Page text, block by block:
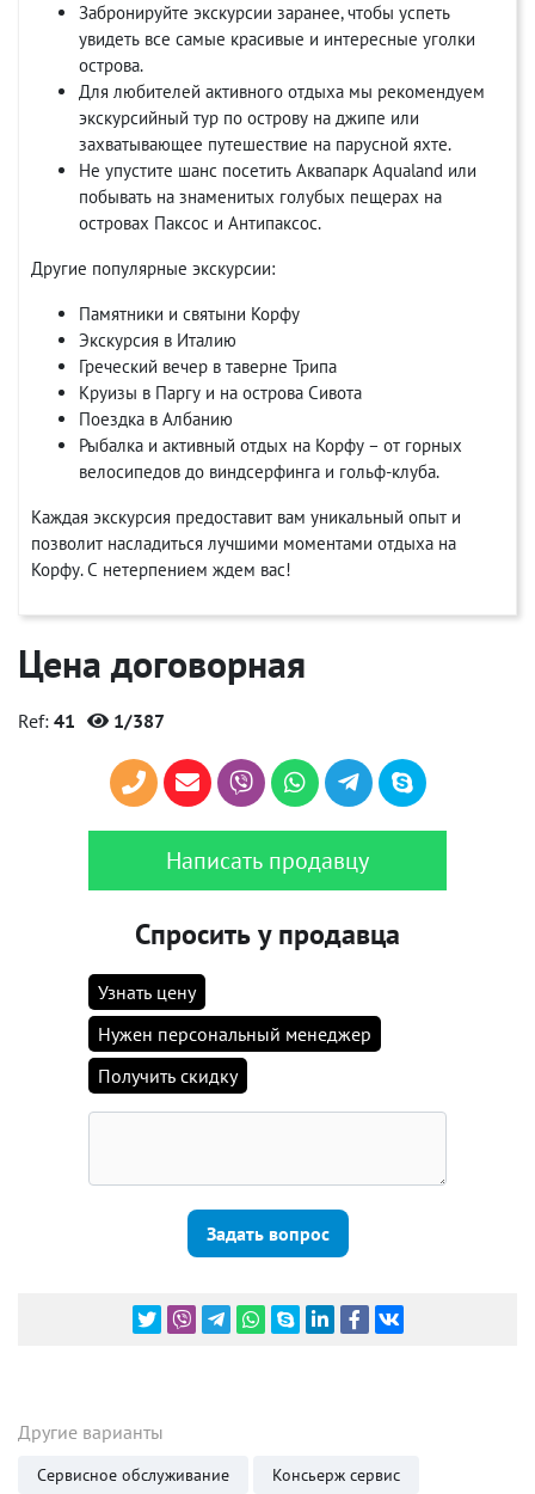
Забронируйте экскурсии заранее, чтобы успеть
увидеть все самые красивые и интересные уголки
острова.
Для любителей активного отдыха мы рекомендуем
экскурсийный тур по острову на джипе или
захватывающее путешествие на парусной яхте.
Не упустите шанс посетить Аквапарк Aqualand или
побывать на знаменитых голубых пещерах на
островах Паксос и Антипаксос.
Другие популярные экскурсии:
Памятники и святыни Корфу
Экскурсия в Италию
Греческий вечер в таверне Трипа
Круизы в Паргу и на острова Сивота
Поездка в Албанию
Рыбалка и активный отдых на Корфу – от горных
велосипедов до виндсерфинга и гольф-клуба.
Каждая экскурсия предоставит вам уникальный опыт и
позволит насладиться лучшими моментами отдыха на
Корфу. С нетерпением ждем вас!
Цена договорная
Ref: 41 1/387
Написать продавцу
Спросить у продавца
Узнать цену
Нужен персональный менеджер
Получить скидку
Задать вопрос
Другие варианты
Сервисное обслуживание Консьерж сервис